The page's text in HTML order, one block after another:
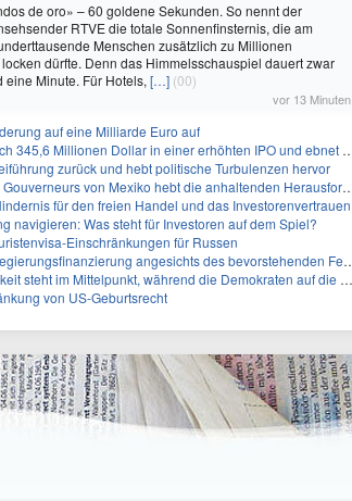
de oro» – 60 goldene Sekunden. So nennt der
RTVE die totale Sonnenfinsternis, die am
Menschen zusätzlich zu Millionen
dürfte. Denn das Himmelsschauspiel dauert zwar
Minute. Für Hotels, […] (00)
vor 13 Minuten
auf eine Milliarde Euro auf
Dollar in einer erhöhten IPO und ebnet den Weg für nicht-opioide Schmerztherapie
zurück und hebt politische Turbulenzen hervor
hebt die anhaltenden Herausforderungen in der Governance und im Geschäftsumfeld hervor
für den freien Handel und das Investorenvertrauen
navigieren: Was steht für Investoren auf dem Spiel?
Einschränkungen für Russen
angesichts des bevorstehenden Ferienbeginns
während die Demokraten auf die Mehrheit im Repräsentantenhaus zielen
von US-Geburtsrecht